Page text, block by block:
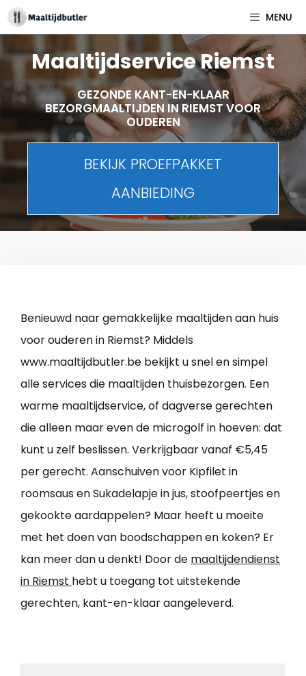
Spring
naar
inhoud
MENU
Maaltijdservice Riemst
GEZONDE KANT-EN-KLAAR
BEZORGMAALTIJDEN IN RIEMST VOOR
OUDEREN
BEKIJK PROEFPAKKET
AANBIEDING
Benieuwd naar gemakkelijke maaltijden aan huis
voor ouderen in Riemst? Middels
www.maaltijdbutler.be bekijkt u snel en simpel
alle services die maaltijden thuisbezorgen. Een
warme maaltijdservice, of dagverse gerechten
die alleen maar even de microgolf in hoeven: dat
kunt u zelf beslissen. Verkrijgbaar vanaf €5,45
per gerecht. Aanschuiven voor Kipfilet in
roomsaus en Sukadelapje in jus, stoofpeertjes en
gekookte aardappelen? Maar heeft u moeite
met het doen van boodschappen en koken? Er
kan meer dan u denkt! Door de maaltijdendienst
in Riemst hebt u toegang tot uitstekende
gerechten, kant-en-klaar aangeleverd.